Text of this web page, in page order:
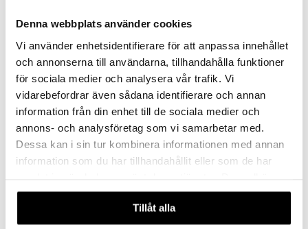
Denna webbplats använder cookies
Vi använder enhetsidentifierare för att anpassa innehållet
och annonserna till användarna, tillhandahålla funktioner
för sociala medier och analysera vår trafik. Vi
vidarebefordrar även sådana identifierare och annan
information från din enhet till de sociala medier och
annons- och analysföretag som vi samarbetar med.
Dessa kan i sin tur kombinera informationen med annan
information som du har tillhandahållit eller som de har
våra cookies vid fortsatt användande av vår webbplats.
Tillåt alla
kr 79 kr 79
Elmers Color-Changing
Slime Kit